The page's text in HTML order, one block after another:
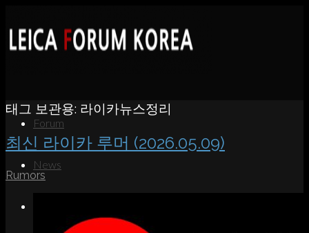
Forum
News
태그 보관용: 라이카뉴스정리
최신 라이카 루머 (2026.05.09)
Rumors